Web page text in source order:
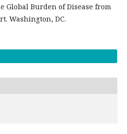
Global Burden of Disease from
Washington, DC.